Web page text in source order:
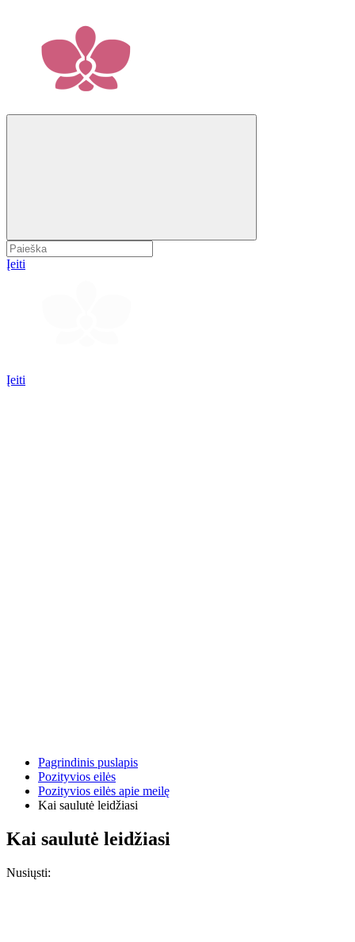
Įeiti
Įeiti
Pagrindinis puslapis
Pozityvios eilės
Pozityvios eilės apie meilę
Kai saulutė leidžiasi
Kai saulutė leidžiasi
Nusiųsti: